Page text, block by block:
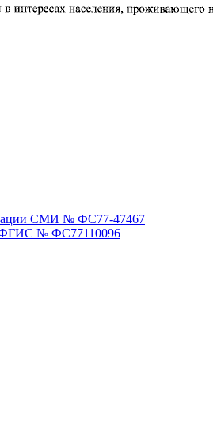
СМИ № ФС77-47467
ФГИС № ФС77110096